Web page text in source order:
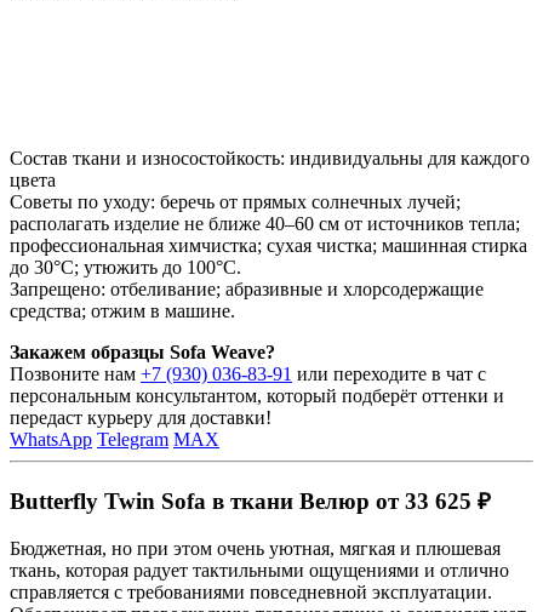
Состав ткани и износостойкость: индивидуальны для каждого
цвета
Советы по уходу: беречь от прямых солнечных лучей;
располагать изделие не ближе 40–60 см от источников тепла;
профессиональная химчистка; сухая чистка; машинная стирка
до 30°C; утюжить до 100°C.
Запрещено: отбеливание; абразивные и хлорсодержащие
средства; отжим в машине.
Закажем образцы Sofa Weave?
Позвоните нам +7 (930) 036-83-91 или переходите в чат с
персональным консультантом, который подберёт оттенки и
передаст курьеру для доставки!
WhatsApp Telegram MAX
Butterfly Twin Sofa в ткани Велюр от 33 625 ₽
Бюджетная, но при этом очень уютная, мягкая и плюшевая
ткань, которая радует тактильными ощущениями и отлично
справляется с требованиями повседневной эксплуатации.